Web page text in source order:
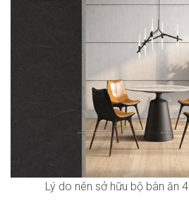
Lý do nên sở hữu bộ bàn ăn